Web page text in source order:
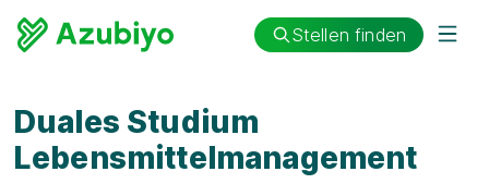
Stellen finden
Duales Studium
Lebensmittelmanagement